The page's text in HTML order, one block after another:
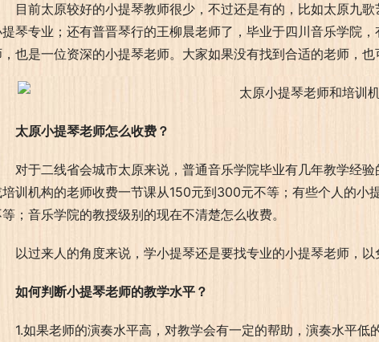
目前太原较好的小提琴教师很少，不过还是有的，比如太原九
琴专业；还有普晋琴行的王柳晨老师了，毕业于四川音乐学院
，也是一位资深的小提琴老师。大家如果没有找到合适的老师，
太原小提琴老师怎么收费？
对于二线省会城市太原来说，普通音乐学院毕业有几年教学经
训机构的老师收费一节课从150元到300元不等；有些个人的小
；音乐学院的教授级别的现在不清楚怎么收费。
以过来人的角度来说，学小提琴还是要找专业的小提琴老师，以
如何判断小提琴老师的教学水平？
1.如果老师的演奏水平高，对教学会有一定的帮助，演奏水平